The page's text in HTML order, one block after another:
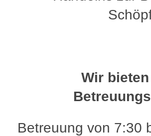
Wir
Betreuung von